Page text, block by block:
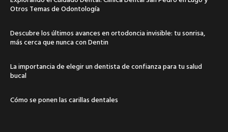
Otros Temas de Odontología
Descubre los últimos avances en ortodoncia invisible: tu sonrisa,
más cerca que nunca con Dentin
La importancia de elegir un dentista de confianza para tu salud
bucal
Cómo se ponen las carillas dentales